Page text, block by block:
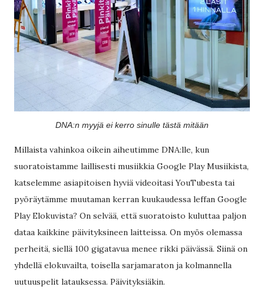
DNA:n myyjä ei kerro sinulle tästä mitään
Millaista vahinkoa oikein aiheutimme DNA:lle, kun
suoratoistamme laillisesti musiikkia Google Play Musiikista,
katselemme asiapitoisen hyviä videoitasi YouTubesta tai
pyöräytämme muutaman kerran kuukaudessa leffan Google
Play Elokuvista? On selvää, että suoratoisto kuluttaa paljon
dataa kaikkine päivityksineen laitteissa. On myös olemassa
perheitä, siellä 100 gigatavua menee rikki päivässä. Siinä on
yhdellä elokuvailta, toisella sarjamaraton ja kolmannella
uutuuspelit latauksessa. Päivityksiäkin.